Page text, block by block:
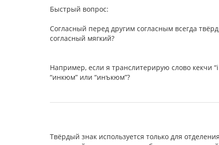
Быстрый вопрос:
Согласный перед другим согласным всегда
согласный мягкий?
Например, если я транслитерирую слово кекчи
“инкюм” или “инъкюм”?
Твёрдый знак используется только для